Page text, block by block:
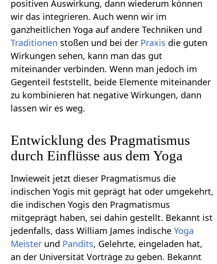
positiven Auswirkung, dann wiederum können
wir das integrieren. Auch wenn wir im
ganzheitlichen Yoga auf andere Techniken und
Traditionen stoßen und bei der Praxis die guten
Wirkungen sehen, kann man das gut
miteinander verbinden. Wenn man jedoch im
Gegenteil feststellt, beide Elemente miteinander
zu kombinieren hat negative Wirkungen, dann
lassen wir es weg.
Entwicklung des Pragmatismus
durch Einflüsse aus dem Yoga
Inwieweit jetzt dieser Pragmatismus die
indischen Yogis mit geprägt hat oder umgekehrt,
die indischen Yogis den Pragmatismus
mitgeprägt haben, sei dahin gestellt. Bekannt ist
jedenfalls, dass William James indischeYoga
Meister und Pandits, Gelehrte, eingeladen hat,
an der Universität Vorträge zu geben. Bekannt